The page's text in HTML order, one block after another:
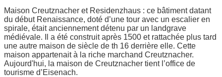
Maison Creutznacher et Residenzhaus : ce bâtiment datant
du début Renaissance, doté d’une tour avec un escalier en
spirale, était anciennement détenu par un landgrave
médiévale. Il a été construit après 1500 et rattachée plus tard
une autre maison de siècle de th 16 derrière elle. Cette
maison appartenait à la riche marchand Creutznacher.
Aujourd'hui, la maison de Creutznacher tient l’office de
tourisme d’Eisenach.